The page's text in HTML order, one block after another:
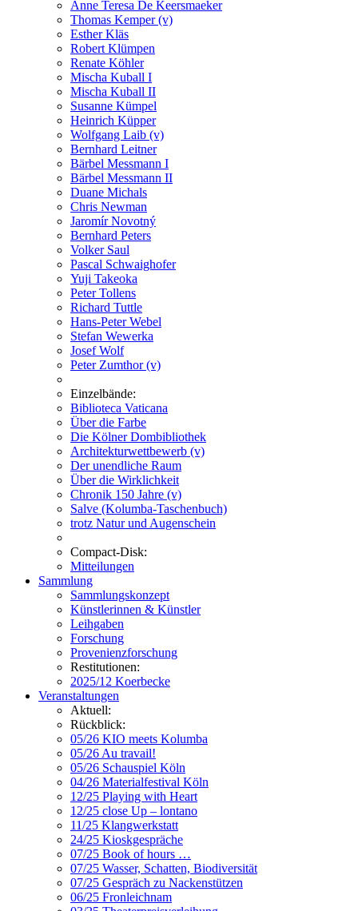
Anne Teresa De Keersmaeker
Thomas Kemper (v)
Esther Kläs
Robert Klümpen
Renate Köhler
Mischa Kuball I
Mischa Kuball II
Susanne Kümpel
Heinrich Küpper
Wolfgang Laib (v)
Bernhard Leitner
Bärbel Messmann I
Bärbel Messmann II
Duane Michals
Chris Newman
Jaromír Novotný
Bernhard Peters
Volker Saul
Pascal Schwaighofer
Yuji Takeoka
Peter Tollens
Richard Tuttle
Hans-Peter Webel
Stefan Wewerka
Josef Wolf
Peter Zumthor (v)
Einzelbände:
Biblioteca Vaticana
Über die Farbe
Die Kölner Dombibliothek
Architekturwettbewerb (v)
Der unendliche Raum
Über die Wirklichkeit
Chronik 150 Jahre (v)
Salve (Kolumba-Taschenbuch)
trotz Natur und Augenschein
Compact-Disk:
Mitteilungen
Sammlung
Sammlungskonzept
Künstlerinnen & Künstler
Leihgaben
Forschung
Provenienzforschung
Restitutionen:
2025/12 Koerbecke
Veranstaltungen
Aktuell:
Rückblick:
05/26 KIO meets Kolumba
05/26 Au travail!
05/26 Schauspiel Köln
04/26 Materialfestival Köln
12/25 Playing with Heart
12/25 close Up – lontano
11/25 Klangwerkstatt
24/25 Kioskgespräche
07/25 Book of hours …
07/25 Wasser, Schatten, Biodiversität
07/25 Gespräch zu Nackenstützen
06/25 Fronleichnam